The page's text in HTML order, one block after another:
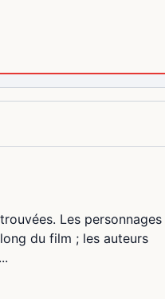
Les
du film ; les auteurs